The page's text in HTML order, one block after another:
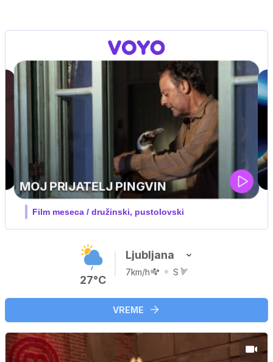
UEFA SUPERPOKAL
V živo na VOYO: sreda ob 20.30
27°C
Ljubljana
7km/h S
VREME